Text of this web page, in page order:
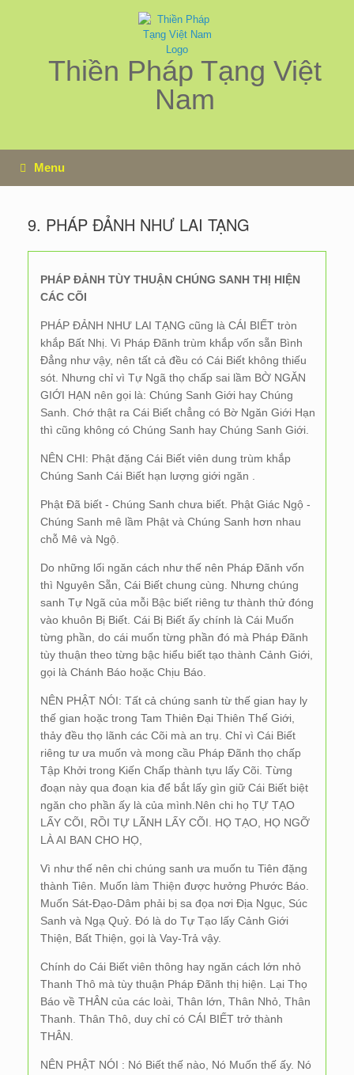
Thiền Pháp Tạng Việt
Nam
Menu
9. PHÁP ĐẢNH NHƯ LAI TẠNG
PHÁP ĐẢNH TÙY THUẬN CHÚNG SANH THỊ HIỆN
CÁC CÕI
PHÁP ĐẢNH NHƯ LAI TẠNG cũng là CÁI BIẾT tròn
khắp Bất Nhị. Vì Pháp Đãnh trùm khắp vốn sẵn Bình
Đẳng như vậy, nên tất cả đều có Cái Biết không thiếu
sót. Nhưng chỉ vì Tự Ngã thọ chấp sai lầm BỜ NGĂN
GIỚI HẠN nên gọi là: Chúng Sanh Giới hay Chúng
Sanh. Chớ thật ra Cái Biết chẳng có Bờ Ngăn Giới Hạn
thì cũng không có Chúng Sanh hay Chúng Sanh Giới.
NÊN CHI: Phật đặng Cái Biết viên dung trùm khắp
Chúng Sanh Cái Biết hạn lượng giới ngăn .
Phật Đã biết - Chúng Sanh chưa biết. Phật Giác Ngộ -
Chúng Sanh mê lầm Phật và Chúng Sanh hơn nhau
chỗ Mê và Ngộ.
Do những lối ngăn cách như thế nên Pháp Đãnh vốn
thì Nguyên Sẵn, Cái Biết chung cùng. Nhưng chúng
sanh Tự Ngã của mỗi Bậc biết riêng tư thành thử đóng
vào khuôn Bị Biết. Cái Bị Biết ấy chính là Cái Muốn
từng phần, do cái muốn từng phần đó mà Pháp Đãnh
tùy thuận theo từng bậc hiểu biết tạo thành Cảnh Giới,
gọi là Chánh Báo hoặc Chịu Báo.
NÊN PHẬT NÓI: Tất cả chúng sanh từ thế gian hay ly
thế gian hoặc trong Tam Thiên Đại Thiên Thế Giới,
thảy đều thọ lãnh các Cõi mà an trụ. Chỉ vì Cái Biết
riêng tư ưa muốn và mong cầu Pháp Đãnh thọ chấp
Tập Khởi trong Kiến Chấp thành tựu lấy Cõi. Từng
đoạn này qua đoạn kia để bắt lấy gìn giữ Cái Biết biệt
ngăn cho phần ấy là của mình.Nên chi họ TỰ TẠO
LẤY CÕI, RỒI TỰ LÃNH LẤY CÕI. HỌ TẠO, HỌ NGỠ
LÀ AI BAN CHO HỌ,
Vì như thế nên chi chúng sanh ưa muốn tu Tiên đặng
thành Tiên. Muốn làm Thiện được hưởng Phước Báo.
Muốn Sát-Đạo-Dâm phải bị sa đọa nơi Địa Ngục, Súc
Sanh và Ngạ Quỷ. Đó là do Tự Tạo lấy Cảnh Giới
Thiện, Bất Thiện, gọi là Vay-Trả vậy.
Chính do Cái Biết viên thông hay ngăn cách lớn nhỏ
Thanh Thô mà tùy thuận Pháp Đãnh thị hiện. Lại Thọ
Báo về THÂN của các loài, Thân lớn, Thân Nhỏ, Thân
Thanh. Thân Thô, duy chỉ có CÁI BIẾT trở thành
THÂN.
NÊN PHẬT NÓI : Nó Biết thế nào, Nó Muốn thế ấy. Nó